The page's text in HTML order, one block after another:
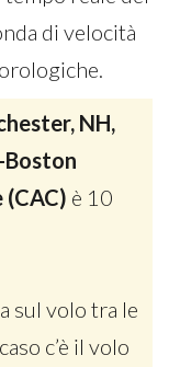
di velocità
NH,
(CAC) è 10
sul volo tra le
c’è il volo